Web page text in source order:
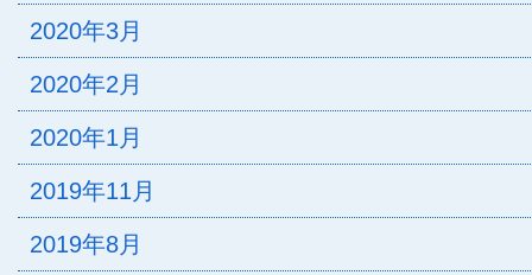
2020年3月
2020年2月
2020年1月
2019年11月
2019年8月